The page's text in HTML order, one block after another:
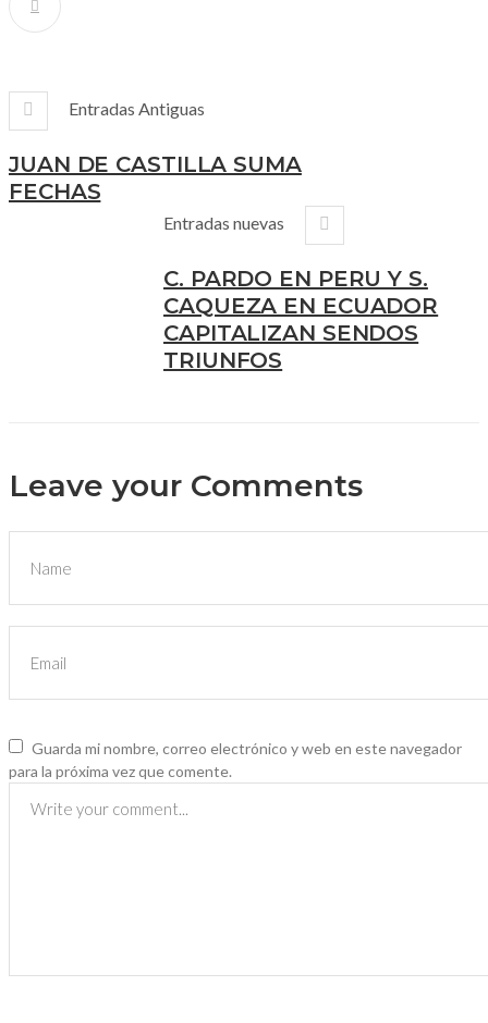
Entradas Antiguas
JUAN DE CASTILLA SUMA
FECHAS
Entradas nuevas
C. PARDO EN PERU Y S.
CAQUEZA EN ECUADOR
CAPITALIZAN SENDOS
TRIUNFOS
Leave your Comments
Guarda mi nombre, correo electrónico y web en este navegador
para la próxima vez que comente.